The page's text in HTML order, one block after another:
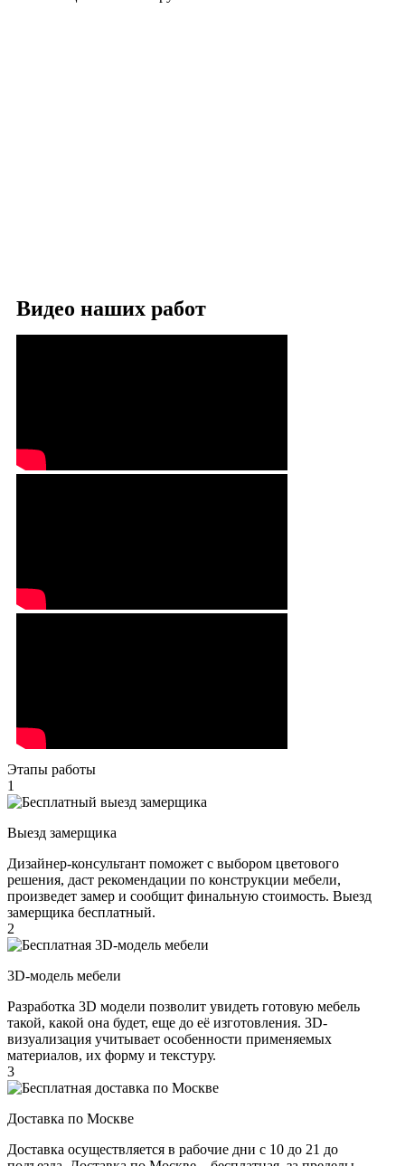
Видео наших работ
Этапы работы
1
Выезд замерщика
Дизайнер-консультант поможет с выбором цветового
решения, даст рекомендации по конструкции мебели,
произведет замер и сообщит финальную стоимость. Выезд
замерщика бесплатный.
2
3D-модель мебели
Разработка 3D модели позволит увидеть готовую мебель
такой, какой она будет, еще до её изготовления. 3D-
визуализация учитывает особенности применяемых
материалов, их форму и текстуру.
3
Доставка по Москве
Доставка осуществляется в рабочие дни с 10 до 21 до